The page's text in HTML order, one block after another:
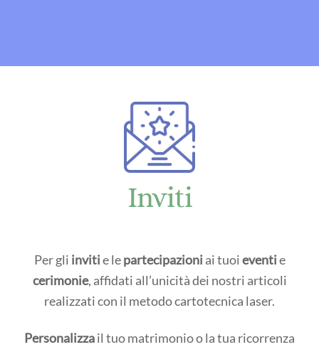
Inviti
Per gli invitie lepartecipazioni ai tuoieventie
cerimonie, affidati all’unicità dei nostri articoli
realizzati con il metodo cartotecnica laser.
Personalizzail tuo matrimonio o la tua ricorrenza